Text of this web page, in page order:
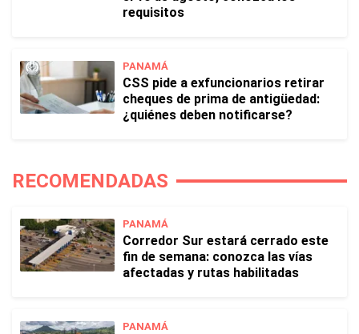
requisitos
PANAMÁ
CSS pide a exfuncionarios retirar
cheques de prima de antigüedad:
¿quiénes deben notificarse?
RECOMENDADAS
PANAMÁ
Corredor Sur estará cerrado este
fin de semana: conozca las vías
afectadas y rutas habilitadas
PANAMÁ